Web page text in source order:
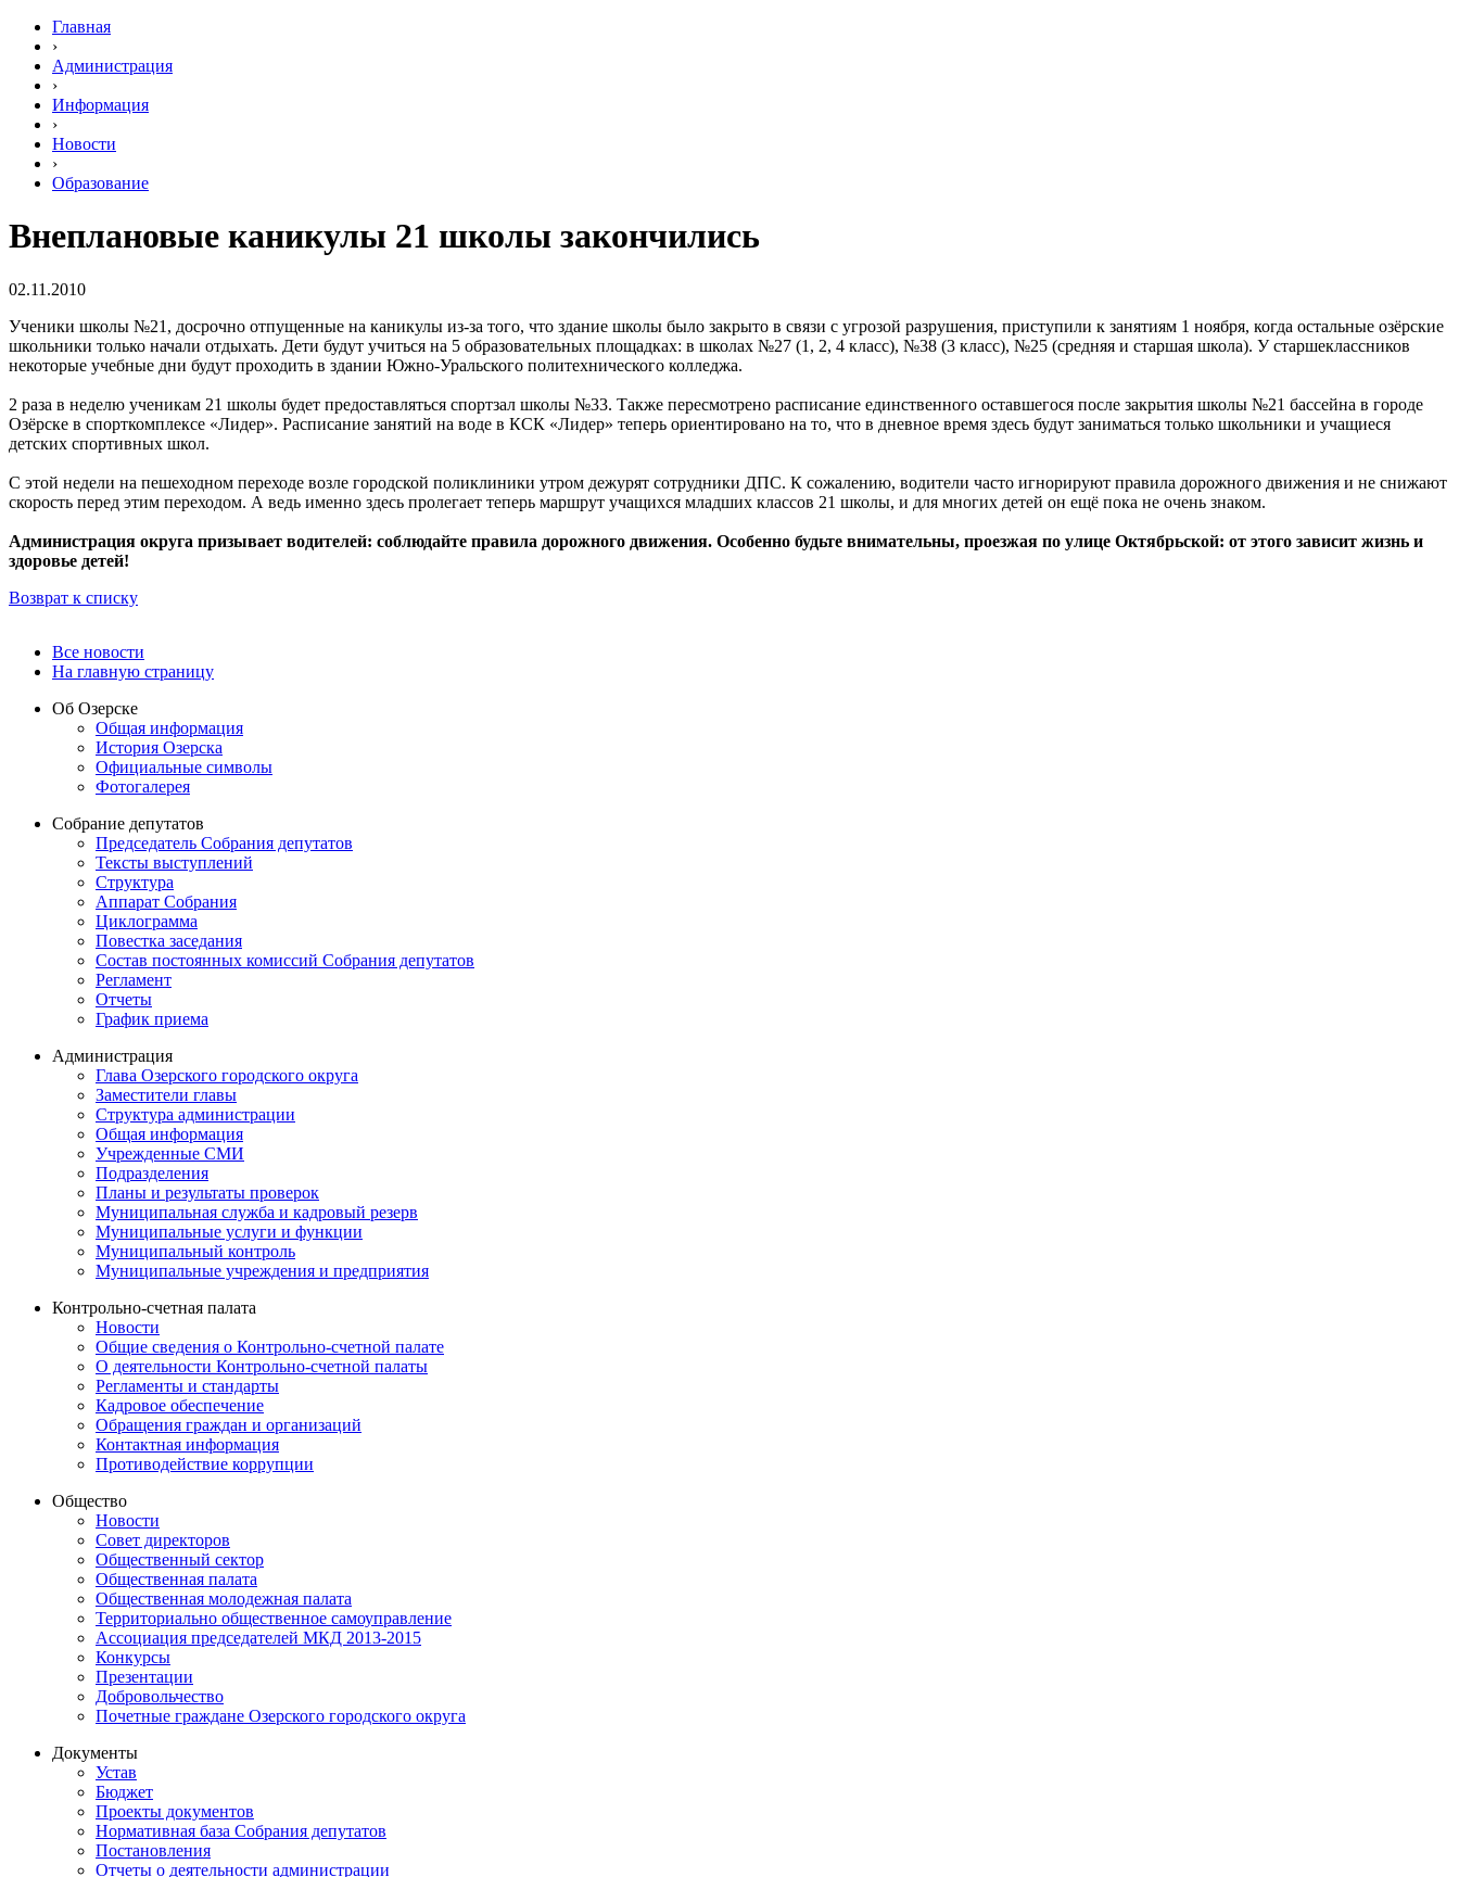
Главная
›
Администрация
›
Информация
›
Новости
›
Образование
Внеплановые каникулы 21 школы закончились
02.11.2010
Ученики школы №21, досрочно отпущенные на каникулы из-за того, что здание школы было закрыто в связи с угрозой разрушения, приступили к занятиям 1 ноября, когда остальные озёрские
школьники только начали отдыхать. Дети будут учиться на 5 образовательных площадках: в школах №27 (1, 2, 4 класс), №38 (3 класс), №25 (средняя и старшая школа). У старшеклассников
некоторые учебные дни будут проходить в здании Южно-Уральского политехнического колледжа.
2 раза в неделю ученикам 21 школы будет предоставляться спортзал школы №33. Также пересмотрено расписание единственного оставшегося после закрытия школы №21 бассейна в городе
Озёрске в спорткомплексе «Лидер». Расписание занятий на воде в КСК «Лидер» теперь ориентировано на то, что в дневное время здесь будут заниматься только школьники и учащиеся
детских спортивных школ.
С этой недели на пешеходном переходе возле городской поликлиники утром дежурят сотрудники ДПС. К сожалению, водители часто игнорируют правила дорожного движения и не снижают
скорость перед этим переходом. А ведь именно здесь пролегает теперь маршрут учащихся младших классов 21 школы, и для многих детей он ещё пока не очень знаком.
Администрация округа призывает водителей: соблюдайте правила дорожного движения. Особенно будьте внимательны, проезжая по улице Октябрьской: от этого зависит жизнь и
здоровье детей!
Возврат к списку
Все новости
На главную страницу
Об Озерске
Общая информация
История Озерска
Официальные символы
Фотогалерея
Собрание депутатов
Председатель Собрания депутатов
Тексты выступлений
Структура
Аппарат Собрания
Циклограмма
Повестка заседания
Состав постоянных комиссий Собрания депутатов
Регламент
Отчеты
График приема
Администрация
Глава Озерского городского округа
Заместители главы
Структура администрации
Общая информация
Учрежденные СМИ
Подразделения
Планы и результаты проверок
Муниципальная служба и кадровый резерв
Муниципальные услуги и функции
Муниципальный контроль
Муниципальные учреждения и предприятия
Контрольно-счетная палата
Новости
Общие сведения о Контрольно-счетной палате
О деятельности Контрольно-счетной палаты
Регламенты и стандарты
Кадровое обеспечение
Обращения граждан и организаций
Контактная информация
Противодействие коррупции
Общество
Новости
Совет директоров
Общественный сектор
Общественная палата
Общественная молодежная палата
Территориально общественное самоуправление
Ассоциация председателей МКД 2013-2015
Конкурсы
Презентации
Добровольчество
Почетные граждане Озерского городского округа
Документы
Устав
Бюджет
Проекты документов
Нормативная база Собрания депутатов
Постановления
Отчеты о деятельности администрации